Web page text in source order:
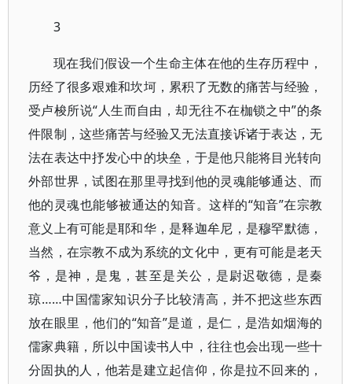
3
现在我们假设一个生命主体在他的生存历程中，
历经了很多艰难和坎坷，累积了无数的痛苦与经验，
受卢梭所说“人生而自由，却无往不在枷锁之中”的条
件限制，这些痛苦与经验又无法直接诉诸于表达，无
法在表达中抒发心中的块垒，于是他只能将目光转向
外部世界，试图在那里寻找到他的灵魂能够通达、而
他的灵魂也能够被通达的知音。这样的“知音”在宗教
意义上有可能是耶和华，是释迦牟尼，是穆罕默德，
当然，在宗教不成为系统的文化中，更有可能是老天
爷，是神，是鬼，甚至是关公，是尉迟敬德，是秦
琼……中国儒家知识分子比较清高，并不把这些东西
放在眼里，他们的“知音”是道，是仁，是浩如烟海的
儒家典籍，所以中国读书人中，往往也会出现一些十
分固执的人，他若是建立起信仰，你是拉不回来的，